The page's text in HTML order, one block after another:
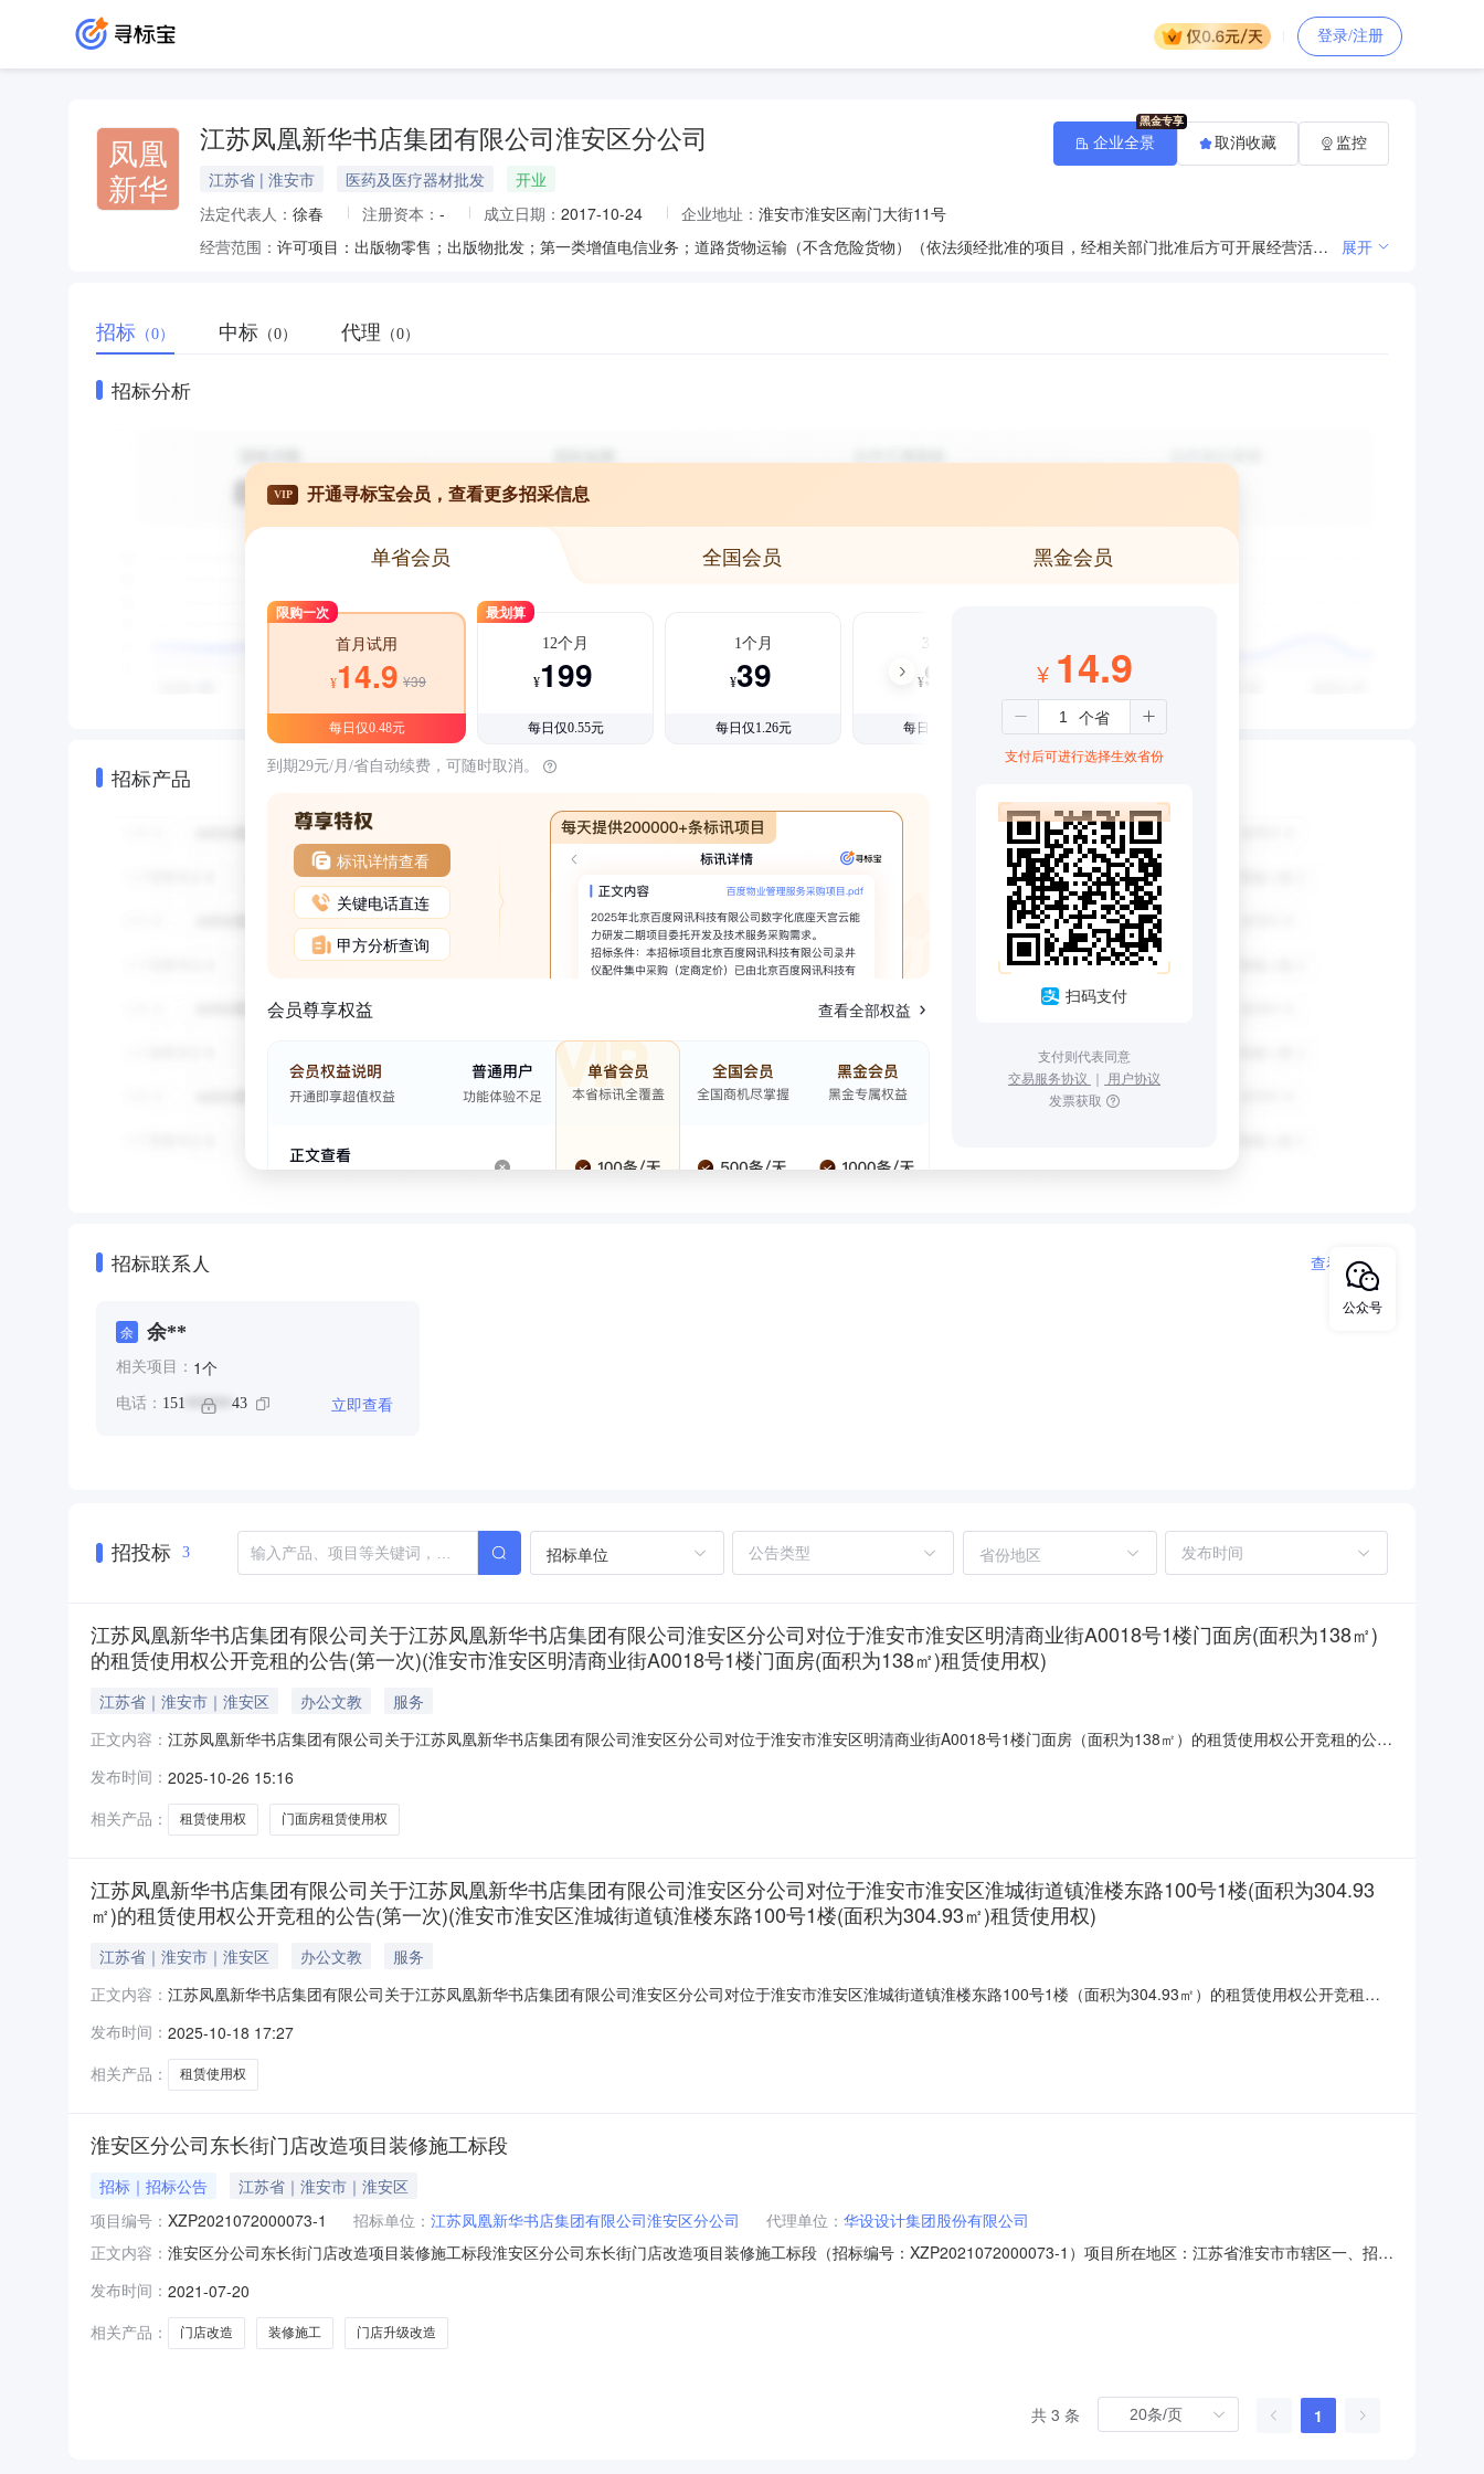
登录/注册
凤凰
新华
江苏凤凰新华书店集团有限公司淮安区分公司
江苏省 | 淮安市 医药及医疗器材批发
开业
法定代表人： 徐春 注册资本： - 成立日期： 2017-10-24 企业地址： 淮安市淮安区南门大街11号
经营范围：
许可项目：出版物零售；出版物批发；第一类增值电信业务；道路货物运输（不含危险货物）（依法须经批准的项目，经相关部门批准后方可开展经营活动，具体经营项目以审批结果为准）一般项目：教学专用仪器销售；教学用模型及教具销售；国内贸易代理；食品销售（仅销售预包装食品）；国内集装箱货物运输代理；普通货物仓储服务（不含危险化学品等需许可审批的项目）；软件开发；信息系统集成服务；数据处理和存储支持服务；数字文化创意内容应用服务；信息咨询服务（不含许可类信息咨询服务）；市场营销策划；货物进出口；技术进出口；物业管理；非居住房地产租赁；小微型客车租赁经营服务；农业机械租赁；建筑工程机械与设备租赁；计算机及通讯设备租赁；休闲娱乐用品设备出租；报纸出租；期刊出租；音像制品出租；电子出版物出租；摄影扩印服务；会议及展览服务；计算机及办公设备维修；日用电器修理；鞋和皮革修理；日用产品修理；教育咨询服务（不含涉许可审批的教育培训活动）；眼镜销售（不含隐形眼镜）；纺织、服装及家庭用品批发；体育用品及器材批发；体育用品及器材零售；办公设备耗材销售；纸制品销售；业务培训（不含教育培训、职业技能培训等需取得许可的培训）；组织文化艺术交流活动；休闲观光活动；咨询策划服务；体验式拓展活动及策划（除依法须经批准的项目外，凭营业执照依法自主开展经营活动） 展开
企业全景 取消收藏 监控
招标 （0） 中标 （0） 代理 （0）
招标分析
招标产品
VIP 开通寻标宝会员，查看更多招采信息
单省会员 全国会员 黑金会员
限购一次
首月试用
¥14.9 ¥39
每日仅0.48元
最划算
12个月
¥199
每日仅0.55元
1个月
¥39
每日仅1.26元
3个月
¥99
每日仅1.08元
到期29元/月/省自动续费，可随时取消。
标讯详情查看
关键电话直连
甲方分析查询
会员尊享权益 查看全部权益
¥ 14.9
支付后可进行选择生效省份
扫码支付
支付则代表同意
交易服务协议 ｜ 用户协议
发票获取
招标联系人 查看更多
余 余**
相关项目： 1个
电话： 151 ****** 43 立即查看
招投标 3 招标单位 省份地区
江苏凤凰新华书店集团有限公司关于江苏凤凰新华书店集团有限公司淮安区分公司对位于淮安市淮安区明清商业街A0018号1楼门面房(面积为138㎡)
的租赁使用权公开竞租的公告(第一次)(淮安市淮安区明清商业街A0018号1楼门面房(面积为138㎡)租赁使用权)
江苏省｜淮安市｜淮安区 办公文教
服务
正文内容： 江苏凤凰新华书店集团有限公司关于江苏凤凰新华书店集团有限公司淮安区分公司对位于淮安市淮安区明清商业街A0018号1楼门面房（面积为138㎡）的租赁使用权公开竞租的公告
为138㎡）的租赁使用权项目进行公开竞租公示，竞租时间为：2025年11月21日10：00时起至2025年11月2
发布时间： 2025-10-26 15:16
相关产品：
租赁使用权 门面房租赁使用权
江苏凤凰新华书店集团有限公司关于江苏凤凰新华书店集团有限公司淮安区分公司对位于淮安市淮安区淮城街道镇淮楼东路100号1楼(面积为304.93
㎡)的租赁使用权公开竞租的公告(第一次)(淮安市淮安区淮城街道镇淮楼东路100号1楼(面积为304.93㎡)租赁使用权)
江苏省｜淮安市｜淮安区 办公文教
服务
正文内容： 江苏凤凰新华书店集团有限公司关于江苏凤凰新华书店集团有限公司淮安区分公司对位于淮安市淮安区淮城街道镇淮楼东路100号1楼（面积为304.93㎡）的租赁使用权公开竞租的
积为304.93㎡）的租赁使用权项目进行公开竞租公示，竞租时间为：2025年11月11日10：00时起至2025年
发布时间： 2025-10-18 17:27
相关产品：
租赁使用权
淮安区分公司东长街门店改造项目装修施工标段
招标｜招标公告
江苏省｜淮安市｜淮安区
项目编号： XZP2021072000073-1 招标单位： 江苏凤凰新华书店集团有限公司淮安区分公司 代理单位： 华设设计集团股份有限公司
正文内容： 淮安区分公司东长街门店改造项目装修施工标段淮安区分公司东长街门店改造项目装修施工标段（招标编号：XZP2021072000073-1）项目所在地区：江苏省淮安市市辖区一、招标
具备招标条件，现招标方式为公开招标。二、项目概况和招标范围规模：本次招标内容为江苏凤凰新华书店集团有限公司淮安区分公司东长街门店升级改造，建筑面积为784.97平方
米、总营业面积为6
发布时间： 2021-07-20
相关产品：
门店改造 装修施工 门店升级改造
共 3 条 1
公众号